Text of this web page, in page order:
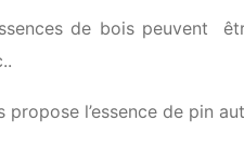
de bois peuvent
propose l’essence de pin